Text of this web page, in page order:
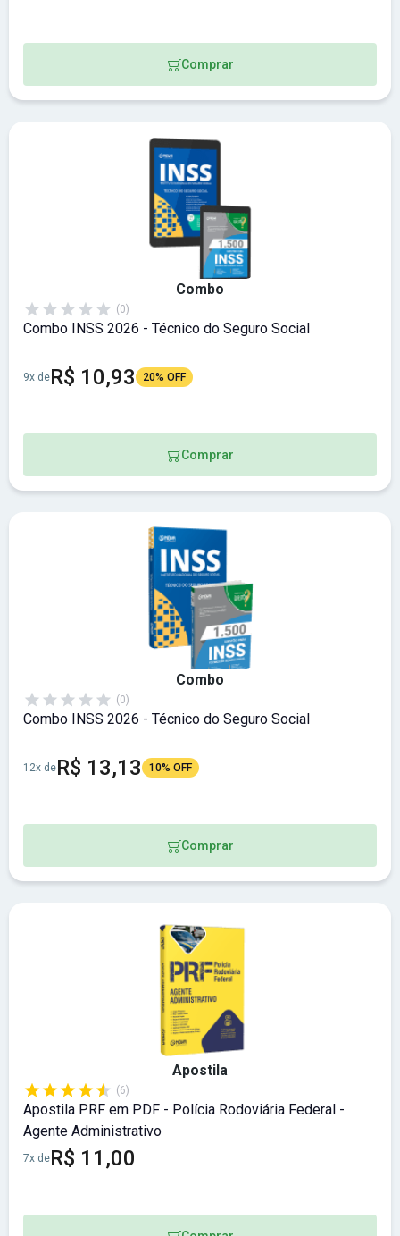
Comprar
Combo
(0)
Combo INSS 2026 - Técnico do Seguro Social
9x deR$ 10,93 20% OFF
Comprar
Combo
(0)
Combo INSS 2026 - Técnico do Seguro Social
12x deR$ 13,13 10% OFF
Comprar
Apostila
(6)
Apostila PRF em PDF - Polícia Rodoviária Federal -
Agente Administrativo
7x deR$ 11,00